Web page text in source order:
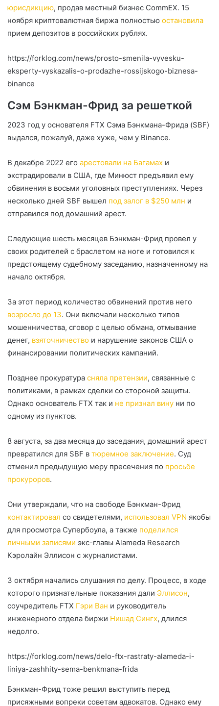
юрисдикцию, продав местный бизнес CommEX. 15
ноября криптовалютная биржа полностью остановила
прием депозитов в российских рублях.
https://forklog.com/news/prosto-smenila-vyvesku-
eksperty-vyskazalis-o-prodazhe-rossijskogo-biznesa-
binance
Сэм Бэнкман-Фрид за решеткой
2023 год у основателя FTX Сэма Бэнкмана-Фрида (SBF)
выдался, пожалуй, даже хуже, чем у Binance.
В декабре 2022 его арестовали на Багамах и
экстрадировали в США, где Минюст предъявил ему
обвинения в восьми уголовных преступлениях. Через
несколько дней SBF вышел под залог в $250 млн и
отправился под домашний арест.
Следующие шесть месяцев Бэнкман-Фрид провел у
своих родителей с браслетом на ноге и готовился к
предстоящему судебному заседанию, назначенному на
начало октября.
За этот период количество обвинений против него
возросло до 13. Они включали несколько типов
мошенничества, сговор с целью обмана, отмывание
денег, взяточничество и нарушение законов США о
финансировании политических кампаний.
Позднее прокуратура сняла претензии, связанные с
политиками, в рамках сделки со стороной защиты.
Однако основатель FTX так и не признал вину ни по
одному из пунктов.
8 августа, за два месяца до заседания, домашний арест
превратился для SBF в тюремное заключение. Суд
отменил предыдущую меру пресечения по просьбе
прокуроров.
Они утверждали, что на свободе Бэнкман-Фрид
контактировал со свидетелями, использовал VPN якобы
для просмотра Супербоула, а также поделился
личными записями экс-главы Alameda Research
Кэролайн Эллисон с журналистами.
3 октября начались слушания по делу. Процесс, в ходе
которого признательные показания дали Эллисон,
соучредитель FTX Гэри Ван и руководитель
инженерного отдела биржи Нишад Сингх, длился
недолго.
https://forklog.com/news/delo-ftx-rastraty-alameda-i-
liniya-zashhity-sema-benkmana-frida
Бэнкман-Фрид тоже решил выступить перед
присяжными вопреки советам адвокатов. Однако ему